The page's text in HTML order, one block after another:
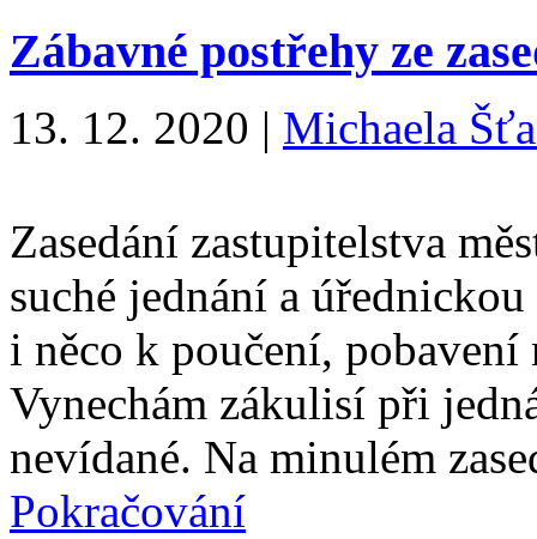
Zábavné postřehy ze
13. 12. 2020 | Michaela
Zasedání zastupitelstva
suché jednání a
i něco k poučení, pobavení
Vynechám zákulisí při
nevídané. Na minulém
Pokračování